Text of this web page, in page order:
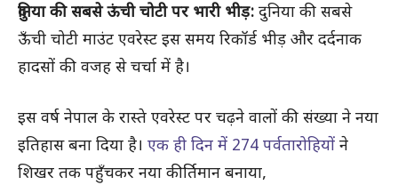
दुनिया की सबसे ऊंची चोटी पर भारी भीड़: दुनिया की सबसे
ऊँची चोटी माउंट एवरेस्ट इस समय रिकॉर्ड भीड़ और दर्दनाक
हादसों की वजह से चर्चा में है।
इस वर्ष नेपाल के रास्ते एवरेस्ट पर चढ़ने वालों की संख्या ने नया
इतिहास बना दिया है। एक ही दिन में 274 पर्वतारोहियों ने
शिखर तक पहुँचकर नया कीर्तिमान बनाया,